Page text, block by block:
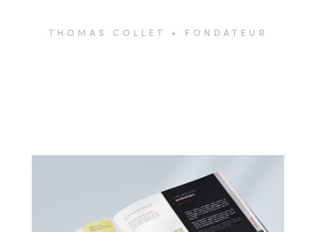
THOMAS COLLET • FONDATEUR